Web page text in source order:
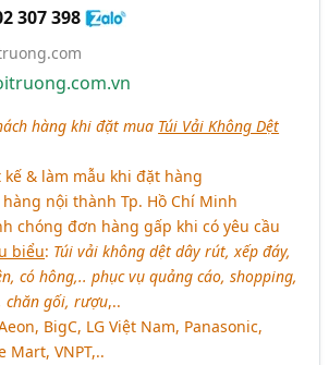
307 398
hàng khi đặt mua Túi Vải Không Dệt
& làm mẫu khi đặt hàng
nội thành Tp. Hồ Chí Minh
chóng đơn hàng gấp khi có yêu cầu
biểu: Túi vải không dệt dây rút, xếp đáy,
có hông,.. phục vụ quảng cáo, shopping,
chăn gối, rượu,..
BigC, LG Việt Nam, Panasonic,
Mart, VNPT,..